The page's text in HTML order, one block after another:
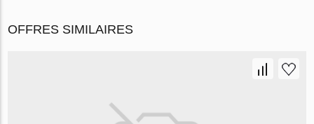
OFFRES SIMILAIRES